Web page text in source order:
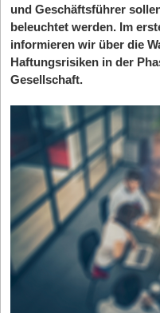
und Geschäftsführer
beleuchtet werden. Im
informieren wir über die
Haftungsrisiken in der
Gesellschaft.